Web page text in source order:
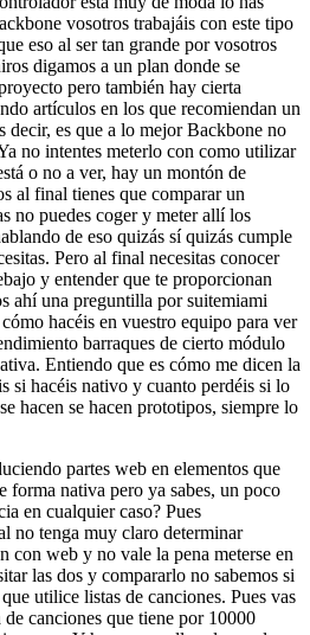
vosotros trabajáis con este tipo
eso al ser tan grande por vosotros
digamos a un plan donde se
pero también hay cierta
artículos en los que recomiendan un
decir, es que a lo mejor Backbone no
no intentes meterlo con como utilizar
o no a ver, hay un montón de
al final tienes que comparar un
no puedes coger y meter allí los
de eso quizás sí quizás cumple
Pero al final necesitas conocer
y entender que te proporcionan
ahí una preguntilla por suitemiami
hacéis en vuestro equipo para ver
barraques de cierto módulo
Entiendo que es cómo me dicen la
si hacéis nativo y cuanto perdéis si lo
hacen se hacen prototipos, siempre lo
partes web en elementos que
forma nativa pero ya sabes, un poco
en cualquier caso? Pues
no tenga muy claro determinar
con web y no vale la pena meterse en
las dos y compararlo no sabemos si
utilice listas de canciones. Pues vas
canciones que tiene por 10000